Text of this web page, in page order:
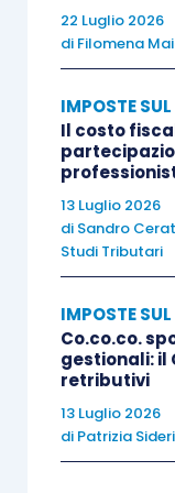
Una norma,
condizioni di
succitato
retribuzione.
In particolare, l’
che tali
redditi di
a) l’impegno
dipendenti e
comma,
almeno l’1 per
effettuato
22 Luglio 2026
di Filomena
IMPOSTE
Il costo
13 Luglio 2026
di Sandro
Studi Tributari
IMPOSTE
Co.co.co.
gestionali: il
retributivi
13 Luglio 2026
di Patrizia Sideri